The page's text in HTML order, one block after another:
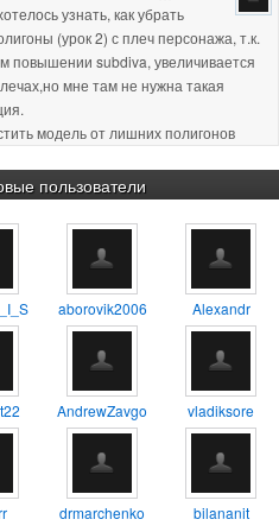
узнать, как убрать
(урок 2) с плеч персонажа, т.к.
повышении subdiva, увеличивается
мне там не нужна такая
модель от лишних полигонов
за ответ )
18:11
:confused: :blink: %) :yes:
23:38
Хороший урок, для
будет самое то, один из первых
которому сам учился
17:56
А можно ли таким
делать 3D модель например
13:45
тень не в ту сторону. а
пользователи
aborovik2006 Alexandr
AndrewZavgo vladiksore
drmarchenko bilananit